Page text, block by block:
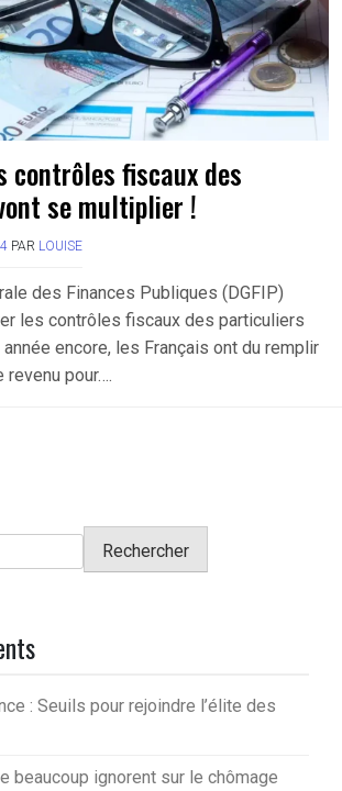
contrôles fiscaux des
se multiplier !
PAR LOUISE
des Finances Publiques (DGFIP)
les contrôles fiscaux des particuliers
année encore, les Français ont du remplir
revenu pour….
Rechercher
: Seuils pour rejoindre l’élite des
beaucoup ignorent sur le chômage